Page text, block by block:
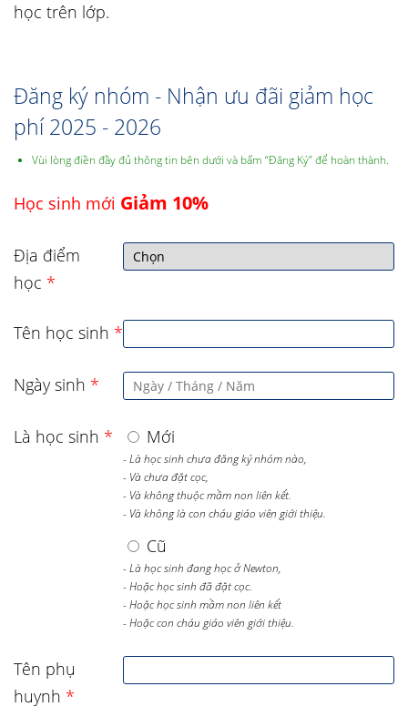
học trên lớp.
Đăng ký nhóm - Nhận ưu đãi giảm học
phí 2025 - 2026
Vùi lòng điền đầy đủ thông tin bên dưới và bấm “Đăng Ký” để hoàn thành.
Học sinh mới Giảm 10%
Địa điểm
học *
Tên học sinh *
Ngày sinh *
Là học sinh * Mới
- Là học sinh chưa đăng ký nhóm nào,
- Và chưa đặt cọc,
- Và không thuộc mầm non liên kết.
- Và không là con cháu giáo viên giới thiệu.
Cũ
- Là học sinh đang học ở Newton,
- Hoặc học sinh đã đặt cọc.
- Hoặc học sinh mầm non liên kết
- Hoặc con cháu giáo viên giới thiệu.
Tên phụ
huynh *